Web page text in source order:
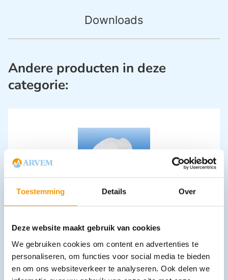
Toestemming Details Over
Deze website maakt gebruik van cookies
We gebruiken cookies om content en advertenties te
personaliseren, om functies voor social media te bieden
en om ons websiteverkeer te analyseren. Ook delen we
Downloads
Andere producten in deze
categorie:
Gaasdeppers NOBA® S -, 20 x 20 cm, 3.0 cm - Ds 10 sets (20
€8,08 incl. btw
In winkelwagen